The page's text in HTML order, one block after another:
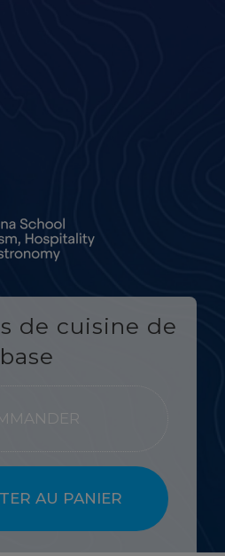
de cuisine de
base
AU PANIER